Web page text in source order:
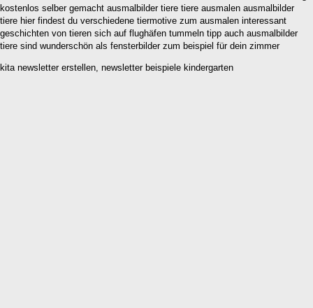
kostenlos selber gemacht ausmalbilder tiere tiere ausmalen ausmalbilder
tiere hier findest du verschiedene tiermotive zum ausmalen interessant
geschichten von tieren sich auf flughäfen tummeln tipp auch ausmalbilder
tiere sind wunderschön als fensterbilder zum beispiel für dein zimmer
kita newsletter erstellen, newsletter beispiele kindergarten